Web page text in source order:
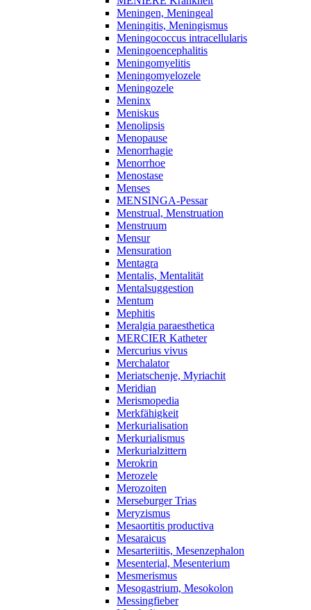
Meningen, Meningeal
Meningitis, Meningismus
Meningococcus intracellularis
Meningoencephalitis
Meningomyelitis
Meningomyelozele
Meningozele
Meninx
Meniskus
Menolipsis
Menopause
Menorrhagie
Menorrhoe
Menostase
Menses
MENSINGA-Pessar
Menstrual, Menstruation
Menstruum
Mensur
Mensuration
Mentagra
Mentalis, Mentalität
Mentalsuggestion
Mentum
Mephitis
Meralgia paraesthetica
MERCIER Katheter
Mercurius vivus
Merchalator
Meriatschenje, Myriachit
Meridian
Merismopedia
Merkfähigkeit
Merkurialisation
Merkurialismus
Merkurialzittern
Merokrin
Merozele
Merozoiten
Merseburger Trias
Meryzismus
Mesaortitis productiva
Mesaraicus
Mesarteriitis, Mesenzephalon
Mesenterial, Mesenterium
Mesmerismus
Mesogastrium, Mesokolon
Messingfieber